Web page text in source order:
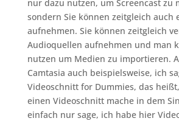
nur dazu nutzen, um Screencast zu
sondern Sie können zeitgleich auch
aufnehmen. Sie können zeitgleich
Audioquellen aufnehmen und man
nutzen um Medien zu importieren.
Camtasia auch beispielsweise, ich
Videoschnitt for Dummies, das
einen Videoschnitt mache in dem
einfach nur sage, ich habe hier